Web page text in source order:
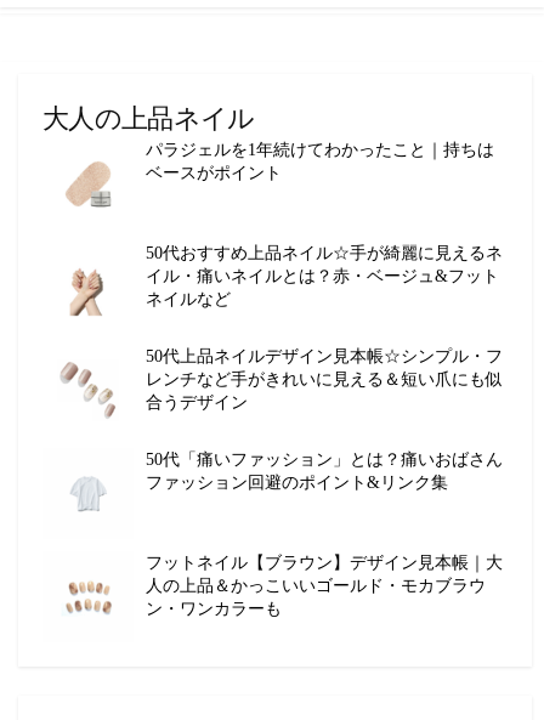
大人の上品ネイル
パラジェルを1年続けてわかったこと｜持ちは
ベースがポイント
50代おすすめ上品ネイル☆手が綺麗に見えるネ
イル・痛いネイルとは？赤・ベージュ&フット
ネイルなど
50代上品ネイルデザイン見本帳☆シンプル・フ
レンチなど手がきれいに見える＆短い爪にも似
合うデザイン
50代「痛いファッション」とは？痛いおばさん
ファッション回避のポイント&リンク集
フットネイル【ブラウン】デザイン見本帳｜大
人の上品＆かっこいいゴールド・モカブラウ
ン・ワンカラーも